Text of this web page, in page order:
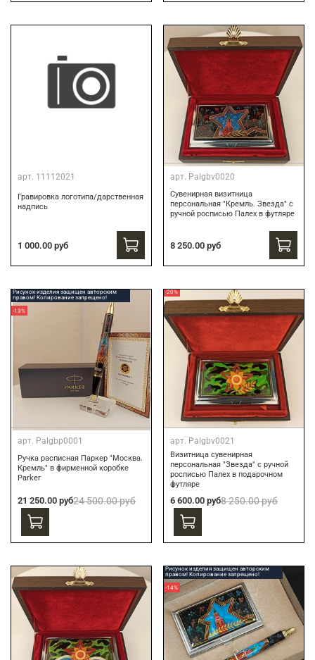
арт. 11112021
Гравировка логотипа/дарственная
надпись
1 000.00 руб
арт. Palgbv0020
Сувенирная визитница
персональная "Кремль. Звезда" с
ручной росписью Палех в футляре
8 250.00 руб
Рисунок изделия защищен авторским
правом! Копирование запрещено!
-13%
арт. Palgbp0001
Ручка расписная Паркер "Москва.
Кремль" в фирменной коробке
Parker
21 250.00 руб24 500.00 руб
-20%
арт. Palgbv0021
Визитница сувенирная
персональная "Звезда" с ручной
росписью Палех в подарочном
футляре
6 600.00 руб8 250.00 руб
Рисунок изделия защищен авторским
правом! Копирование запрещено!
-14%